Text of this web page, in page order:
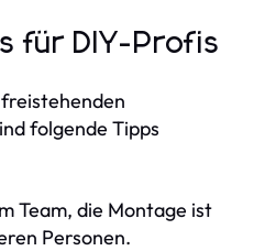
für DIY-Profis
folgende Tipps
Team, die Montage ist
Personen.